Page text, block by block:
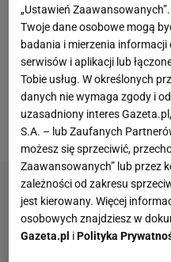
emocje zaczynają się
swoje ostatnie mecze
drużyny z grupy
pojedynków dojdzie w
zmierzy się z Arką, a
przedostatnim w tabeli
„Ustawień Zaawansowanych”.
Twoje dane osobowe mogą
badania i mierzenia
serwisów i aplikacji lub
Tobie usług. W określonych
danych nie wymaga zgody i
uzasadniony interes
S.A. – lub Zaufanych
możesz się sprzeciwić,
Zaawansowanych” lub przez
zależności od zakresu
jest kierowany. Więcej
osobowych znajdziesz w
Gazeta.pl iPolityka